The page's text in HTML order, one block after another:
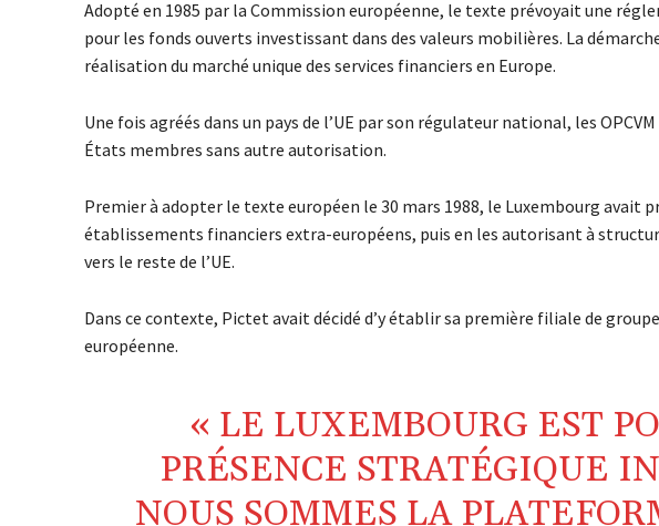
Adopté en 1985 par la Commission européenne, le texte prévoyait une
pour les fonds ouverts investissant dans des valeurs mobilières. La
réalisation du marché unique des services financiers en Europe.
Une fois agréés dans un pays de l’UE par son régulateur national, les
États membres sans autre autorisation.
Premier à adopter le texte européen le 30 mars 1988, le Luxembourg avait
établissements financiers extra-européens, puis en les autorisant à
vers le reste de l’UE.
Dans ce contexte, Pictet avait décidé d’y établir sa première filiale de
européenne.
« LE LUXEMBOURG EST
PRÉSENCE STRATÉGIQUE
NOUS SOMMES LA